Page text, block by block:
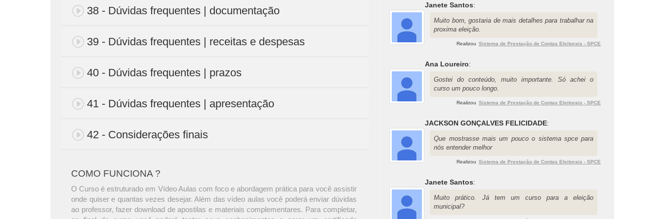
38 - Dúvidas frequentes | documentação
39 - Dúvidas frequentes | receitas e despesas
40 - Dúvidas frequentes | prazos
41 - Dúvidas frequentes | apresentação
42 - Considerações finais
COMO FUNCIONA ?
O Curso é estruturado em Vídeo Aulas com foco e abordagem prática para você assistir
onde quiser e quantas vezes desejar. Além das vídeo aulas você poderá enviar dúvidas
ao professor, fazer download de apostilas e materiais complementares. Para completar,
Janete Santos:
Muito bom, gostaria de mais detalhes para trabalhar na
proxima eleição.
Realizou Sistema de Prestação de Contas Eleitorais - SPCE
Ana Loureiro:
Gostei do conteúdo, muito importante. Só achei o
curso um pouco longo.
Realizou Sistema de Prestação de Contas Eleitorais - SPCE
JACKSON GONÇALVES FELICIDADE:
Que mostrasse mais um pouco o sistema spce para
nós entender melhor
Realizou Sistema de Prestação de Contas Eleitorais - SPCE
Janete Santos:
Muito prático. Já tem um curso para a eleição
municipal?